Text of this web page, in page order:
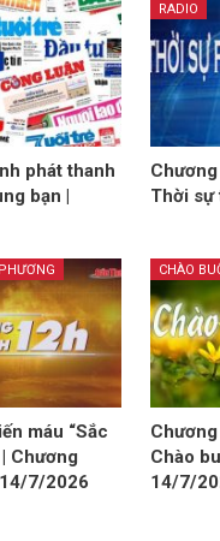
phát thanh
bạn |
RADIO
Thời sự
máu “Sắc
Chương
7/2026
CHÀO
Chào
14/7/